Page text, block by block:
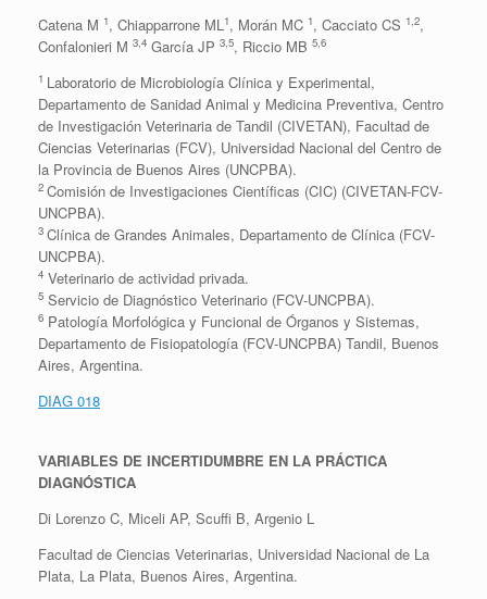
Catena M 1, Chiapparrone ML 1, Morán MC 1, Cacciato CS 1,2,
Confalonieri M 3,4 García JP 3,5, Riccio MB 5,6
1 Laboratorio de Microbiología Clínica y Experimental,
Departamento de Sanidad Animal y Medicina Preventiva, Centro
de Investigación Veterinaria de Tandil (CIVETAN), Facultad de
Ciencias Veterinarias (FCV), Universidad Nacional del Centro de
la Provincia de Buenos Aires (UNCPBA).
2 Comisión de Investigaciones Científicas (CIC) (CIVETAN-FCV-
UNCPBA).
3 Clínica de Grandes Animales, Departamento de Clínica (FCV-
UNCPBA).
4 Veterinario de actividad privada.
5 Servicio de Diagnóstico Veterinario (FCV-UNCPBA).
6 Patología Morfológica y Funcional de Órganos y Sistemas,
Departamento de Fisiopatología (FCV-UNCPBA) Tandil, Buenos
Aires, Argentina.
DIAG 018
VARIABLES DE INCERTIDUMBRE EN LA PRÁCTICA
DIAGNÓSTICA
Di Lorenzo C, Miceli AP, Scuffi B, Argenio L
Facultad de Ciencias Veterinarias, Universidad Nacional de La
Plata, La Plata, Buenos Aires, Argentina.